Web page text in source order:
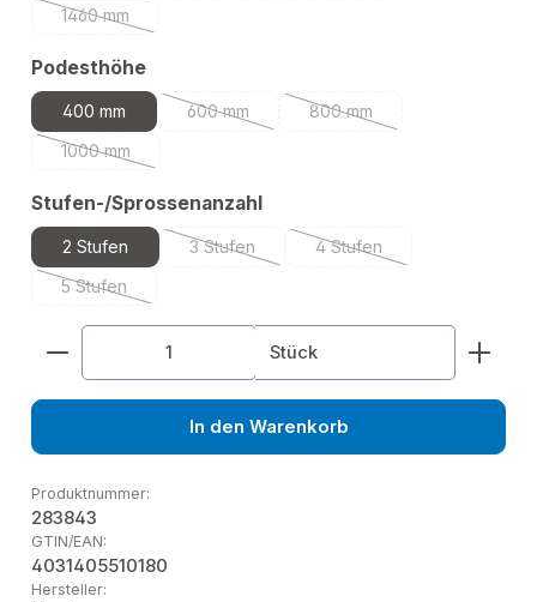
1460 mm
(Diese Option ist zurzeit nicht verfügbar.)
Podesthöheauswählen
400 mm 600 mm
(Diese Option ist zurzeit nicht verfügbar.)
800 mm
(Diese Option ist zurzeit
1000 mm
(Diese Option ist zurzeit nicht verfügbar.)
Stufen-/Sprossenanzahlauswählen
2 Stufen 3 Stufen
(Diese Option ist zurzeit nicht verfügbar.)
4 Stufen
(Diese Option ist zurzeit
5 Stufen
(Diese Option ist zurzeit nicht verfügbar.)
Produkt Anzahl: Gib den gewünschten Wert
Stück
In den Warenkorb
Produktnummer:
283843
GTIN/EAN:
4031405510180
Hersteller: